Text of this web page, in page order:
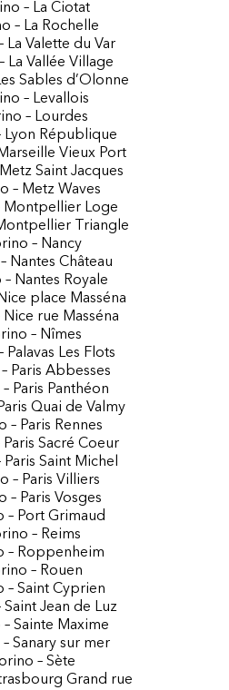
– La Ciotat
– La Rochelle
La Valette du Var
La Vallée Village
Sables d’Olonne
– Levallois
– Lourdes
Lyon République
Vieux Port
Saint Jacques
– Metz Waves
Montpellier Loge
Triangle
– Nancy
Nantes Château
Nantes Royale
place Masséna
rue Masséna
– Nîmes
Palavas Les Flots
Paris Abbesses
Paris Panthéon
Quai de Valmy
– Paris Rennes
Sacré Coeur
Saint Michel
– Paris Villiers
– Paris Vosges
– Port Grimaud
– Reims
– Roppenheim
– Rouen
– Saint Cyprien
Jean de Luz
Sainte Maxime
Sanary sur mer
– Sète
Grand rue